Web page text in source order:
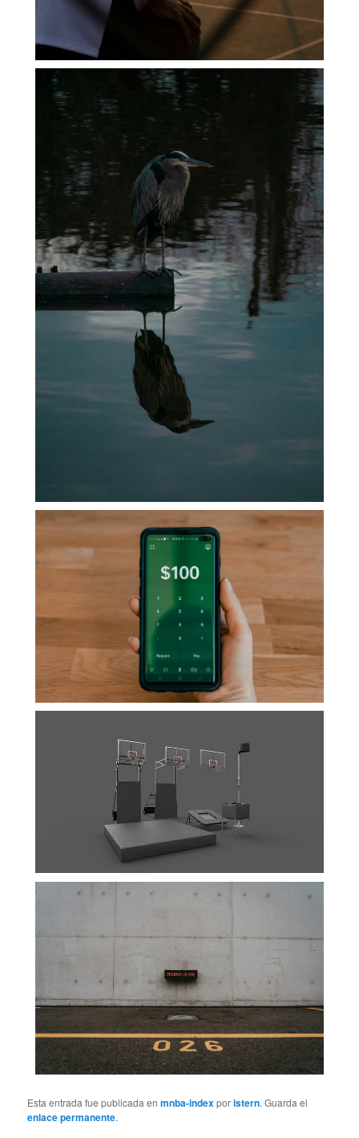
Esta entrada fue publicada enmnba-indexporistern. Guarda el
enlace permanente.